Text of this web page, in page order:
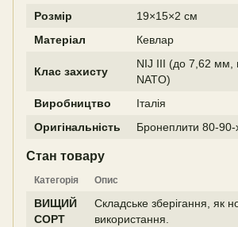
Розмір
19×15×2 см
Матеріал
Кевлар
Клас захисту
NIJ III (до 7,62 мм,
NATO)
Виробництво
Італія
Оригінальність
Бронеплити 80-90-
Стан товару
Категорія Опис
ВИЩИЙ
СОРТ
Складське зберігання, як
використання.